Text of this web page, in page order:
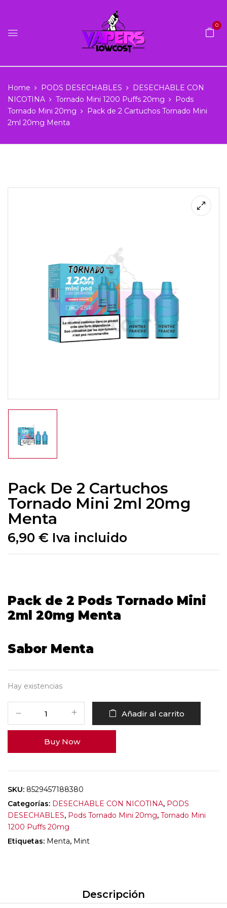
0
Home PODS DESECHABLES
DESECHABLE CON
NICOTINA
Tornado Mini 1200 Puffs 20mg
Pods
Tornado Mini 20mg
Pack de 2 Cartuchos Tornado Mini
2ml 20mg Menta
Pack De 2 Cartuchos
Tornado Mini 2ml 20mg
Menta
6,90 € Iva incluido
Pack de 2 Pods Tornado Mini
2ml 20mg Menta
Sabor Menta
Hay existencias
Añadir al carrito
Buy Now
SKU: 8529457188380
Categorías: DESECHABLE CON NICOTINA, PODS
DESECHABLES, Pods Tornado Mini 20mg, Tornado Mini
1200 Puffs 20mg
Etiquetas: Menta, Mint
Descripción